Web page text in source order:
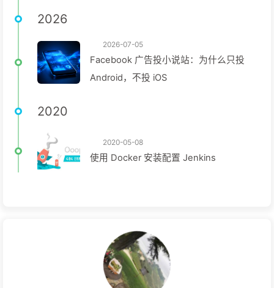
2026
2026-07-05
Facebook 广告投小说站：为什么只投
Android，不投 iOS
2020
2020-05-08
使用 Docker 安装配置 Jenkins